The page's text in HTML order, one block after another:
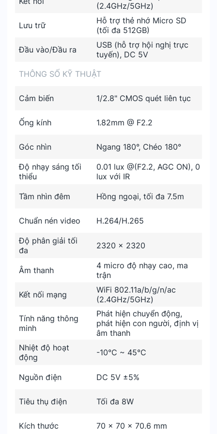
(2.4GHz/5GHz)
Lưu trữ
Hỗ trợ thẻ nhớ Micro SD
(tối đa 512GB)
Đầu vào/Đầu ra
USB (hỗ trợ hội nghị trực
tuyến), DC 5V
THÔNG SỐ KỸ THUẬT
Cảm biến 1/2.8" CMOS quét liên tục
Ống kính 1.82mm @ F2.2
Góc nhìn Ngang 180°, Chéo 180°
Độ nhạy sáng tối
thiểu
0.01 lux @(F2.2, AGC ON), 0
lux với IR
Tầm nhìn đêm Hồng ngoại, tối đa 7.5m
Chuẩn nén video H.264/H.265
Độ phân giải tối
đa
2320 × 2320
Âm thanh
4 micro độ nhạy cao, ma
trận
Kết nối mạng
WiFi 802.11a/b/g/n/ac
(2.4GHz/5GHz)
Tính năng thông
minh
Phát hiện chuyển động,
phát hiện con người, định vị
âm thanh
Nhiệt độ hoạt
động
-10°C ~ 45°C
Nguồn điện DC 5V ±5%
Tiêu thụ điện Tối đa 8W
Kích thước 70 × 70 × 70.6 mm